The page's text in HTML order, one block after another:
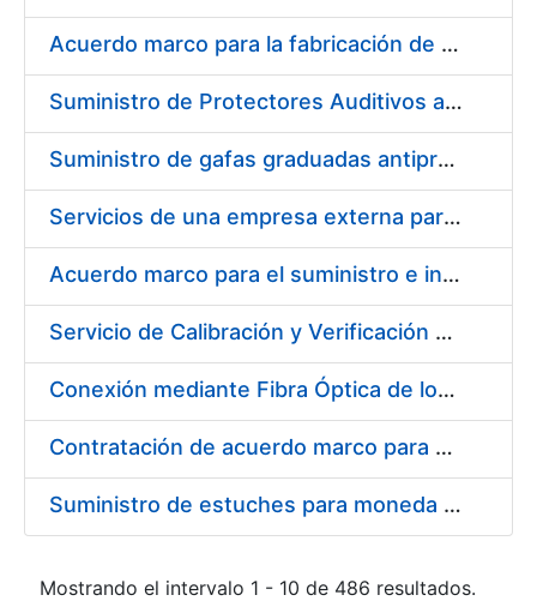
Acuerdo marco para la fabricación de piezas
Suministro de Protectores Auditivos a medida para las personas trabajadoras de los Centros de Trabajo de Madrid y Burgos
Suministro de gafas graduadas antiproyecciones para los trabajadores de la FNMT-RCM en los centros de trabajo de Madrid y Burgos
Servicios de una empresa externa para el asesoramiento y resolución de los recursos de alzada que se presentan relacionados con procesos de selección para la FNMT-RCM
Acuerdo marco para el suministro e instalación de persianas, estores y otros complementos
Servicio de Calibración y Verificación Externa de los Equipos de Medición del Servicio de Prevención de la FNMT-RCM
Conexión mediante Fibra Óptica de los Centros de Proceso de Datos (CPDs) de las sedes de la FNMT-RCM de Burgos y Madrid
Contratación de acuerdo marco para el Suministro de Material de Electricidad para la Fábrica Nacional de Moneda y Timbre-Real Casa de la Moneda en su centro de trabajo de Burgos
Suministro de estuches para moneda de 30 €
Mostrando el intervalo 1 - 10 de 486 resultados.